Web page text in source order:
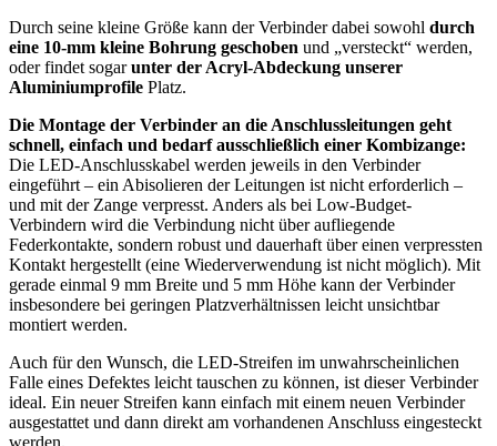
Durch seine kleine Größe kann der Verbinder dabei sowohl durch
eine 10-mm kleine Bohrung geschoben und „versteckt“ werden,
oder findet sogarunter der Acryl-Abdeckung unserer
Aluminiumprofile Platz.
Die Montage der Verbinder an die Anschlussleitungen geht
schnell, einfach und bedarf ausschließlich einer Kombizange:
Die LED-Anschlusskabel werden jeweils in den Verbinder
eingeführt – ein Abisolieren der Leitungen ist nicht erforderlich –
und mit der Zange verpresst. Anders als bei Low-Budget-
Verbindern wird die Verbindung nicht über aufliegende
Federkontakte, sondern robust und dauerhaft über einen verpressten
Kontakt hergestellt (eine Wiederverwendung ist nicht möglich). Mit
gerade einmal 9 mm Breite und 5 mm Höhe kann der Verbinder
insbesondere bei geringen Platzverhältnissen leicht unsichtbar
montiert werden.
Auch für den Wunsch, die LED-Streifen im unwahrscheinlichen
Falle eines Defektes leicht tauschen zu können, ist dieser Verbinder
ideal. Ein neuer Streifen kann einfach mit einem neuen Verbinder
ausgestattet und dann direkt am vorhandenen Anschluss eingesteckt
werden.